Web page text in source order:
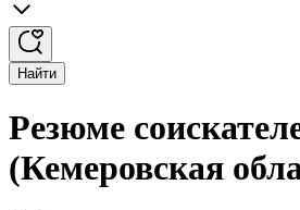
Найти
Резюме
(Кемеровская